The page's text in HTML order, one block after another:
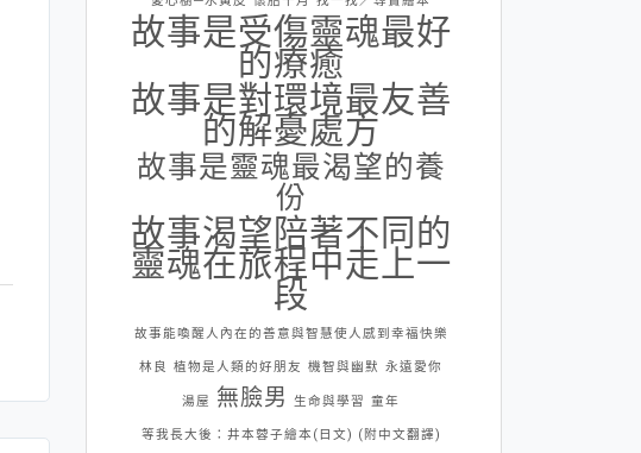
故事是受傷靈魂最好
的療癒
故事是對環境最友善
的解憂處方
故事是靈魂最渴望的養
份
故事渴望陪著不同的
靈魂在旅程中走上一
段
故事能喚醒人內在的善意與智慧使人感到幸福快樂
林良 植物是人類的好朋友 機智與幽默 永遠愛你
湯屋 無臉男 生命與學習 童年
等我長大後：井本蓉子繪本(日文) (附中文翻譯)